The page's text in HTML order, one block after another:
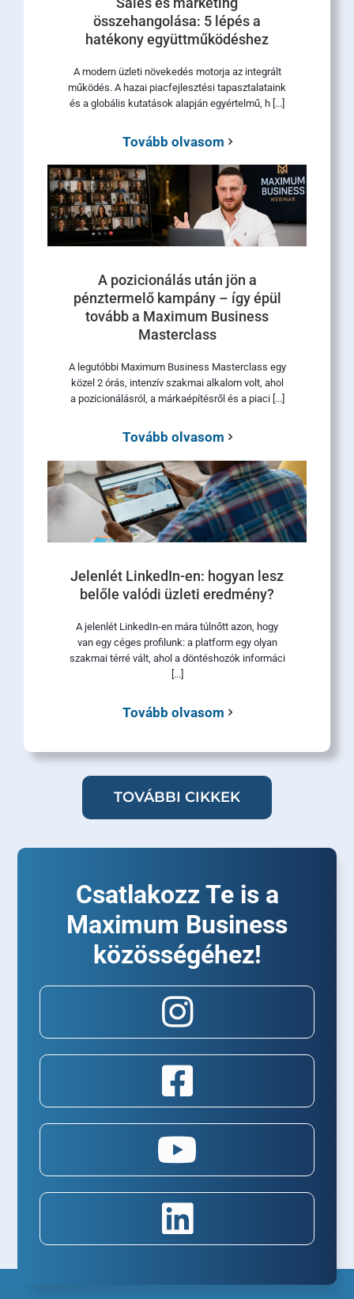
összehangolása: 5 lépés a
hatékony együttműködéshez
A modern üzleti növekedés motorja az integrált
működés. A hazai piacfejlesztési tapasztalataink
és a globális kutatások alapján egyértelmű, h [...]
Tovább olvasom
A pozicionálás után jön a
pénztermelő kampány – így épül
tovább a Maximum Business
Masterclass
A legutóbbi Maximum Business Masterclass egy
közel 2 órás, intenzív szakmai alkalom volt, ahol
a pozicionálásról, a márkaépítésről és a piaci [...]
Tovább olvasom
Jelenlét LinkedIn-en: hogyan lesz
belőle valódi üzleti eredmény?
A jelenlét LinkedIn-en mára túlnőtt azon, hogy
van egy céges profilunk: a platform egy olyan
szakmai térré vált, ahol a döntéshozók informáci
[...]
Tovább olvasom
TOVÁBBI CIKKEK
Csatlakozz Te is a
Maximum Business
közösségéhez!